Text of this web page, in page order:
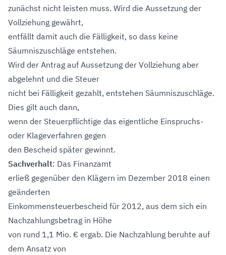
zunächst nicht leisten muss. Wird die Aussetzung der
Vollziehung gewährt,
entfällt damit auch die Fälligkeit, so dass keine
Säumniszuschläge entstehen.
Wird der Antrag auf Aussetzung der Vollziehung aber
abgelehnt und die Steuer
nicht bei Fälligkeit gezahlt, entstehen Säumniszuschläge.
Dies gilt auch dann,
wenn der Steuerpflichtige das eigentliche Einspruchs-
oder Klageverfahren gegen
den Bescheid später gewinnt.
Sachverhalt: Das Finanzamt
erließ gegenüber den Klägern im Dezember 2018 einen
geänderten
Einkommensteuerbescheid für 2012, aus dem sich ein
Nachzahlungsbetrag in Höhe
von rund 1,1 Mio. € ergab. Die Nachzahlung beruhte auf
dem Ansatz von